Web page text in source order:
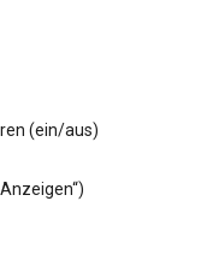
(ein/aus)